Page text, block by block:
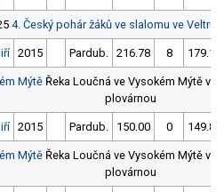
4. Český pohár žáků ve slalomu ve
2015 Pardub. 216.78 8 179.11
Mýtě Řeka Loučná ve Vysokém Mýtě v
plovárnou
2015 Pardub. 150.00 0 149.80
Mýtě Řeka Loučná ve Vysokém Mýtě v
plovárnou